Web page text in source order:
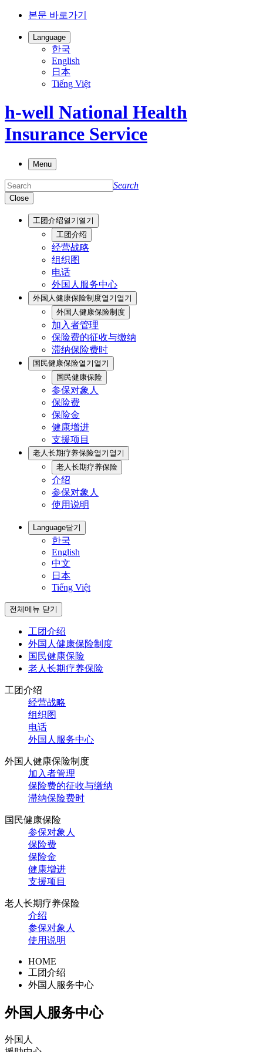
본문 바로가기
Language
한국
English
日本
Tiếng Việt
h-well National Health
Insurance Service
Menu
Search
Close
工团介绍열기 열기
工团介绍
经营战略
组织图
电话
外国人服务中心
外国人健康保险制度열기 열기
外国人健康保险制度
加入者管理
保险费的征收与缴纳
滞纳保险费时
国民健康保险열기 열기
国民健康保险
参保对象人
保险费
保险金
健康增进
支援项目
老人长期疗养保险열기 열기
老人长期疗养保险
介绍
参保对象人
使用说明
Language닫기
한국
English
中文
日本
Tiếng Việt
전체메뉴 닫기
工团介绍
外国人健康保险制度
国民健康保险
老人长期疗养保险
工团介绍
经营战略
组织图
电话
外国人服务中心
外国人健康保险制度
加入者管理
保险费的征收与缴纳
滞纳保险费时
国民健康保险
参保对象人
保险费
保险金
健康增进
支援项目
老人长期疗养保险
介绍
参保对象人
使用说明
HOME
工团介绍
外国人服务中心
外国人服务中心
外国人